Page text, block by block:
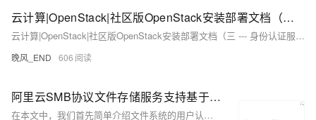
云计算|OpenStack|社区版OpenStack安装部署文档（三 --- 身份认证服务keystone安装部署---Rocky版）
云计算|OpenStack|社区版OpenStack安装部署文档（三 --- 身份认证服务keystone安装部署---Rocky版）
晚风_END 606
阿里云SMB协议文件存储服务支持基于AD域的用户身份认证及权限访问控制介绍
在本文中，我们首先简单介绍文件系统的用户认证和访问权限控制的概念，然后介绍阿里云SMB协议文件存储服务支持基于AD域系统的用户身份认证及访问权限控制的设计实现。